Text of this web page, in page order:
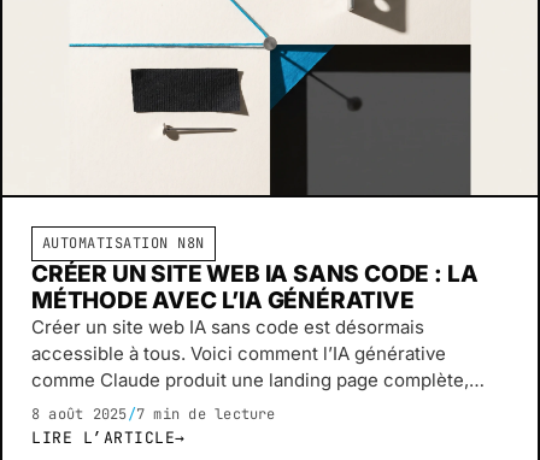
AUTOMATISATION N8N
CRÉER UN SITE WEB IA SANS CODE : LA
MÉTHODE AVEC L’IA GÉNÉRATIVE
Créer un site web IA sans code est désormais
accessible à tous. Voici comment l’IA générative
comme Claude produit une landing page complète,
sans développeur.
8 août 2025/7 min de lecture
LIRE L’ARTICLE→